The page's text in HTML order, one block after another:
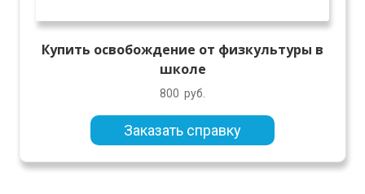
Купить освобождение от физкультуры в
школе
800 руб.
Заказать справку